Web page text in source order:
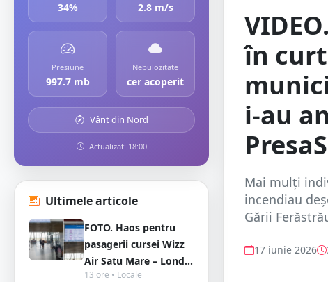
34% 2.8 m/s
Presiune
997.7 mb
Nebulozitate
cer acoperit
Vânt din Nord
Actualizat: 18:00
Ultimele articole
FOTO. Haos pentru
pasagerii cursei Wizz
Air Satu Mare – Lond...
13 ore • Locale
în
i-au
Mai mulți
incendiau
Gării
17 iunie 2026